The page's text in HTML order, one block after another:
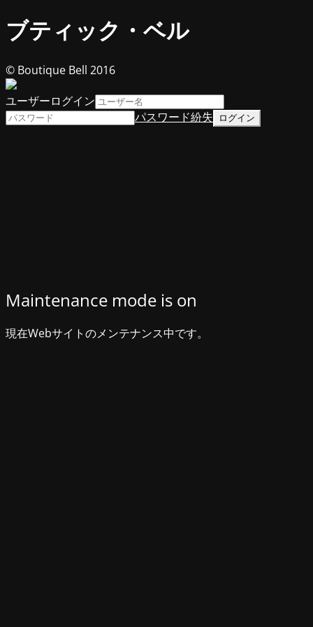
ブティック・ベル
Maintenance mode is on
現在Webサイトのメンテナンス中です。
© Boutique Bell 2016
ユーザーログイン
パスワード紛失